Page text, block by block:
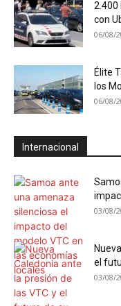
2.400
con
06/08/
Élite
los
06/08/
Internacional
03/08/
el
03/08/